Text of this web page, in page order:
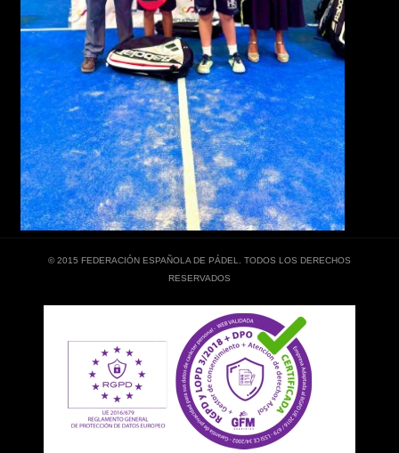
© 2015 FEDERACIÓN ESPAÑOLA DE PÁDEL. TODOS LOS DERECHOS
RESERVADOS